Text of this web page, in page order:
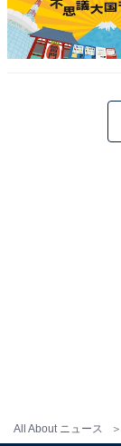
All About ニュース